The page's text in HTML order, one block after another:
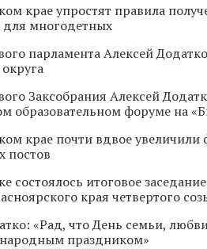
крае упростят правила
для многодетных
парламента Алексей
Заксобрания Алексей
образовательном форуме на
крае почти вдвое
постов
состоялось итоговое
края четвертого
«Рад, что День семьи,
праздником»